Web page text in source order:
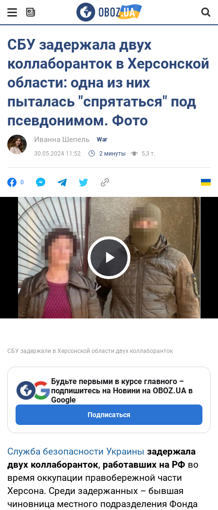
СБУ задержала двух
коллаборанток в Херсонской
области: одна из них
пыталась "спрятаться" под
псевдонимом. Фото
Иванна Шепель War
30.05.2024 11:52 2 минуты 5,3 т.
0
Play Video
Будьте первыми в курсе главного –
подпишитесь на Новини на OBOZ.UA в
Google
Подписаться
Служба безопасности Украины задержала
двух коллаборанток, работавших на РФ во
время оккупации правобережной части
Херсона. Среди задержанных – бывшая
чиновница местного подразделения Фонда